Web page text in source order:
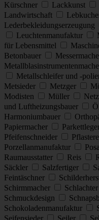
Kürschner
Lackkunst
Landwirtschaft
Lederbekleidungserzeugung
Leuchtenmanufaktur
für Lebensmittel
Betonbauer
Metallschleifer und -
Metsieder
Metzger
Modisten
Müller
und Luftheizungsbauer
Harmoniumbauer
Papiermacher
Pfeifenschneider
Porzellanmanufaktur
Raumausstatter
Reis
Säckler
Salzfertiger
Feintäschner
Schirmmacher
Schlachter
Schmuckdesign
Schokoladenmanufaktur
Seifensieder
Seiler